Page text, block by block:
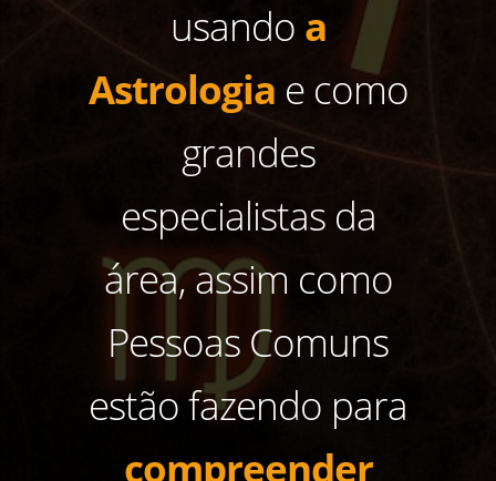
usando a
Astrologia e como
grandes
especialistas da
área, assim como
Pessoas Comuns
estão fazendo para
compreender